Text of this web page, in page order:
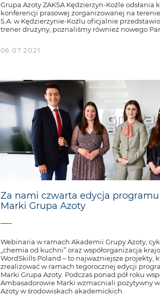
Grupa Azoty ZAKSA Kędzierzyn-Koźle odsłania
konferencji prasowej zorganizowanej na
S.A. w Kędzierzynie-Koźlu oficjalnie
trener drużyny, poznaliśmy również nowego
06.07.2021
Za nami czwarta edycja
Marki Grupa Azoty
Webinaria w ramach Akademii Grupy Azoty,
„chemia od kuchni” oraz współorganizacja
WordSkills Poland – to najważniejsze projekty,
zrealizować w ramach tegorocznej edycji
Marki Grupa Azoty. Podczas ponad pół roku
Ambasadorowie Marki wzmacniali pozytywny
Azoty w środowiskach akademickich.